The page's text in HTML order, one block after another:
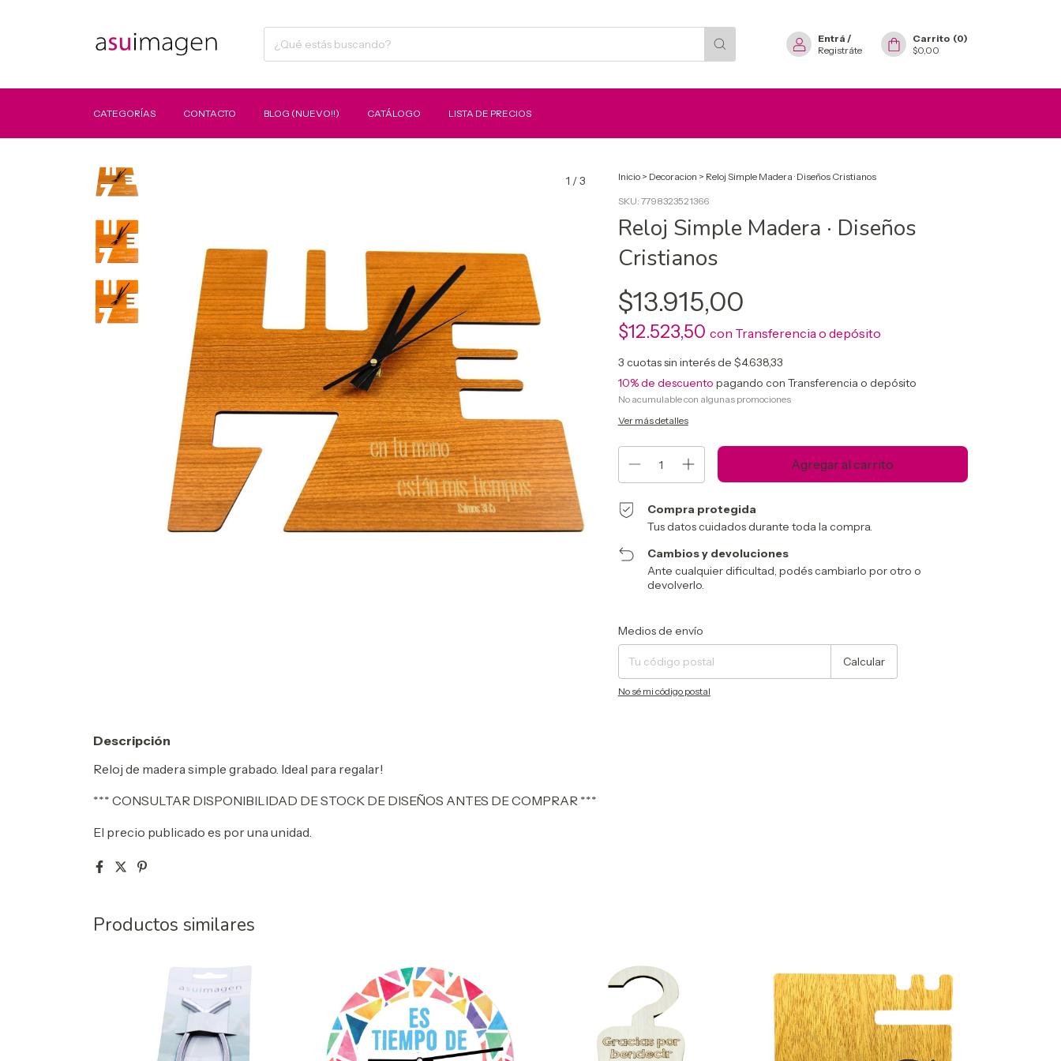
Entrá /
Registráte
Carrito (0)
$0,00
CATEGORÍAS CONTACTO BLOG (NUEVO!!) CATÁLOGO LISTA DE PRECIOS
1 /3 Inicio > Decoracion > Reloj Simple Madera · Diseños Cristianos
SKU: 7798323521366
Reloj Simple Madera · Diseños
Cristianos
$13.915,00
$12.523,50 con Transferencia o depósito
3 cuotas sin interés de $4.638,33
10% de descuento pagando con Transferencia o depósito
No acumulable con algunas promociones
Ver más detalles
Compra protegida
Tus datos cuidados durante toda la compra.
Cambios y devoluciones
Ante cualquier dificultad, podés cambiarlo por otro o
devolverlo.
Entregas para el CP:
Medios de envío
Calcular
No sé mi código postal
Descripción
Reloj de madera simple grabado. Ideal para regalar!
*** CONSULTAR DISPONIBILIDAD DE STOCK DE DISEÑOS ANTES DE COMPRAR ***
El precio publicado es por una unidad.
Productos similares